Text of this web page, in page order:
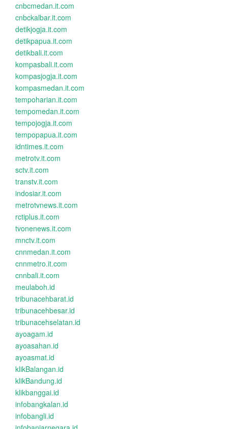
cnbcmedan.it.com
cnbckalbar.it.com
detikjogja.it.com
detikpapua.it.com
detikbali.it.com
kompasbali.it.com
kompasjogja.it.com
kompasmedan.it.com
tempoharian.it.com
tempomedan.it.com
tempojogja.it.com
tempopapua.it.com
idntimes.it.com
metrotv.it.com
sctv.it.com
transtv.it.com
indosiar.it.com
metrotvnews.it.com
rctiplus.it.com
tvonenews.it.com
mnctv.it.com
cnnmedan.it.com
cnnmetro.it.com
cnnbali.it.com
meulaboh.id
tribunacehbarat.id
tribunacehbesar.id
tribunacehselatan.id
ayoagam.id
ayoasahan.id
ayoasmat.id
klikBalangan.id
klikBandung.id
klikbanggai.id
infobangkalan.id
infobangli.id